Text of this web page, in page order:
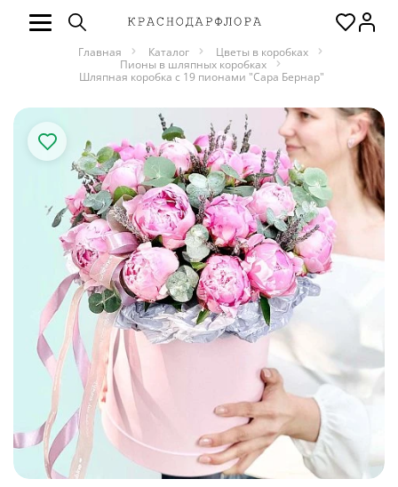
Главная Каталог
Цветы в коробках
Пионы в шляпных коробках
Шляпная коробка с 19 пионами "Сара Бернар"